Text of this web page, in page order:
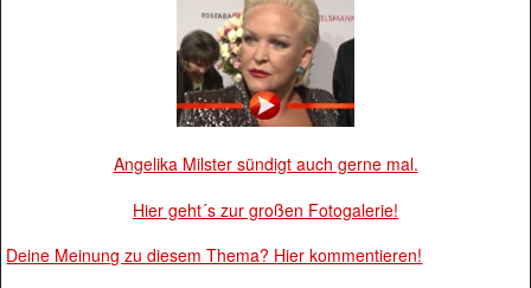
Angelika Milster sündigt auch gerne mal.
Hier geht´s zur großen Fotogalerie!
Deine Meinung zu diesem Thema? Hier kommentieren!